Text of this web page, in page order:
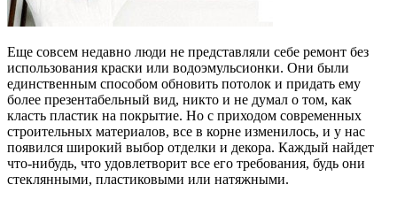
Еще совсем недавно люди не представляли себе ремонт без
использования краски или водоэмульсионки. Они были
единственным способом обновить потолок и придать ему
более презентабельный вид, никто и не думал о том, как
класть пластик на покрытие. Но с приходом современных
строительных материалов, все в корне изменилось, и у нас
появился широкий выбор отделки и декора. Каждый найдет
что-нибудь, что удовлетворит все его требования, будь они
стеклянными, пластиковыми или натяжными.